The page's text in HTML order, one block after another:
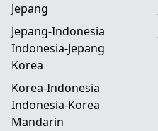
Jepang
Jepang-Indonesia
Indonesia-Jepang
Korea
Korea-Indonesia
Indonesia-Korea
Mandarin